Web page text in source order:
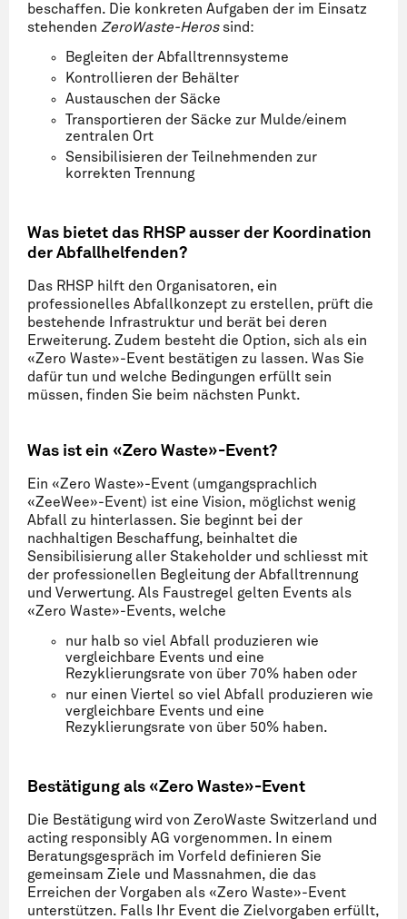
beschaffen. Die konkreten Aufgaben der im Einsatz
stehenden ZeroWaste-Herossind:
Begleiten der Abfalltrennsysteme
Kontrollieren der Behälter
Austauschen der Säcke
Transportieren der Säcke zur Mulde/einem
zentralen Ort
Sensibilisieren der Teilnehmenden zur
korrekten Trennung
Was bietet das RHSP ausser der Koordination
der Abfallhelfenden?
Das RHSP hilft den Organisatoren, ein
professionelles Abfallkonzept zu erstellen, prüft die
bestehende Infrastruktur und berät bei deren
Erweiterung. Zudem besteht die Option, sich als ein
«Zero Waste»-Event bestätigen zu lassen. Was Sie
dafür tun und welche Bedingungen erfüllt sein
müssen, finden Sie beim nächsten Punkt.
Was ist ein «Zero Waste»-Event?
Ein «Zero Waste»-Event (umgangsprachlich
«ZeeWee»-Event) ist eine Vision, möglichst wenig
Abfall zu hinterlassen. Sie beginnt bei der
nachhaltigen Beschaffung, beinhaltet die
Sensibilisierung aller Stakeholder und schliesst mit
der professionellen Begleitung der Abfalltrennung
und Verwertung. Als Faustregel gelten Events als
«Zero Waste»-Events, welche
nur halb so viel Abfall produzieren wie
vergleichbare Events und eine
Rezyklierungsrate von über 70% haben oder
nur einen Viertel so viel Abfall produzieren wie
vergleichbare Events und eine
Rezyklierungsrate von über 50% haben.
Bestätigung als «Zero Waste»-Event
Die Bestätigung wird von ZeroWaste Switzerland und
acting responsibly AG vorgenommen. In einem
Beratungsgespräch im Vorfeld definieren Sie
gemeinsam Ziele und Massnahmen, die das
Erreichen der Vorgaben als «Zero Waste»-Event
unterstützen. Falls Ihr Event die Zielvorgaben erfüllt,